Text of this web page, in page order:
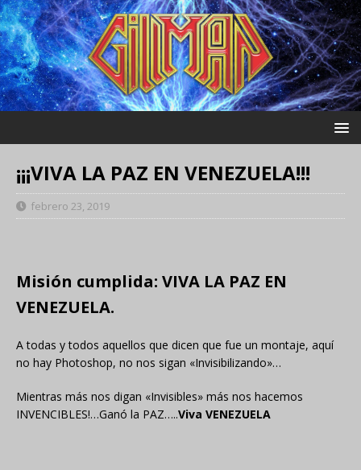
¡¡¡VIVA LA PAZ EN VENEZUELA!!!
febrero 23, 2019
Misión cumplida: VIVA LA PAZ EN
VENEZUELA.
A todas y todos aquellos que dicen que fue un montaje, aquí
no hay Photoshop, no nos sigan «Invisibilizando»…
Mientras más nos digan «Invisibles» más nos hacemos
INVENCIBLES!…Ganó la PAZ…..Viva VENEZUELA